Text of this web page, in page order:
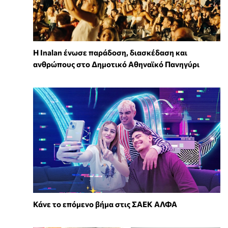
Η Inalan ένωσε παράδοση, διασκέδαση και
ανθρώπους στο Δημοτικό Αθηναϊκό Πανηγύρι
Κάνε το επόμενο βήμα στις ΣΑΕΚ ΑΛΦΑ